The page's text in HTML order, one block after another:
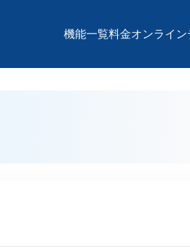
機能一覧料金オンライン